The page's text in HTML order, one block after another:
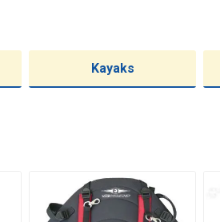
Kayaks